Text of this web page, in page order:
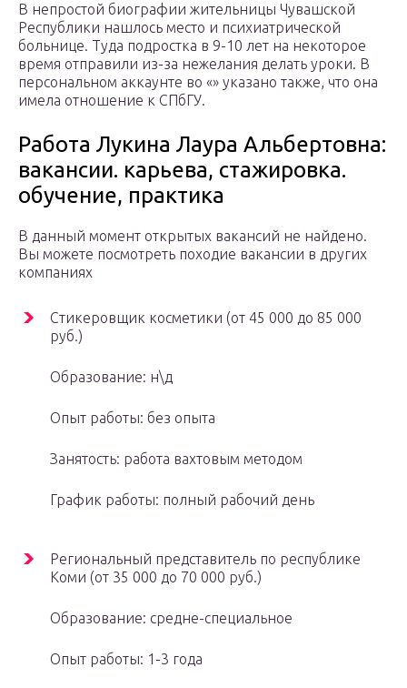
В непростой биографии жительницы Чувашской
Республики нашлось место и психиатрической
больнице. Туда подростка в 9-10 лет на некоторое
время отправили из-за нежелания делать уроки. В
персональном аккаунте во «» указано также, что она
имела отношение к СПбГУ.
Работа Лукина Лаура Альбертовна:
вакансии. карьева, стажировка.
обучение, практика
В данный момент открытых вакансий не найдено.
Вы можете посмотреть походие вакансии в других
компаниях
Стикеровщик косметики (от 45 000 до 85 000
руб.)
Образование: н\д
Опыт работы: без опыта
Занятость: работа вахтовым методом
График работы: полный рабочий день
Региональный представитель по республике
Коми (от 35 000 до 70 000 руб.)
Образование: средне-специальное
Опыт работы: 1-3 года